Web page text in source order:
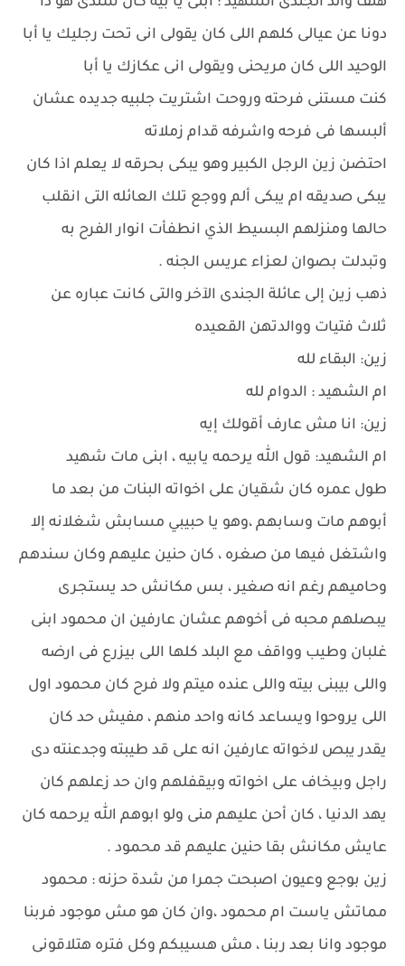
دونا عن عيالى كلهم اللى كان يقولى انى تحت رجليك يا أبا
الوحيد اللى كان مريحنى ويقولى انى عكازك يا أبا
كنت مستنى فرحته وروحت اشتريت جلبيه جديده عشان
ألبسها فى فرحه واشرفه قدام زملاته
احتضن زين الرجل الكبير وهو يبكى بحرقه لا يعلم اذا كان
يبكى صديقه ام يبكى ألم ووجع تلك العائله التى انقلب
حالها ومنزلهم البسيط الذي انطفأت انوار الفرح به
وتبدلت بصوان لعزاء عريس الجنه .
ذهب زين إلى عائلة الجندى الآخر والتى كانت عباره عن
ثلاث فتيات ووالدتهن القعيده
زين: البقاء لله
ام الشهيد : الدوام لله
زين: انا مش عارف أقولك إيه
ام الشهيد: قول الله يرحمه يابيه ، ابنى مات شهيد
طول عمره كان شقيان على اخواته البنات من بعد ما
أبوهم مات وسابهم ،وهو يا حبيبي مسابش شغلانه إلا
واشتغل فيها من صغره ، كان حنين عليهم وكان سندهم
وحاميهم رغم انه صغير ، بس مكانش حد يستجرى
يبصلهم محبه فى أخوهم عشان عارفين ان محمود ابنى
غلبان وطيب وواقف مع البلد كلها اللى بيزرع فى ارضه
واللى بيبنى بيته واللى عنده ميتم ولا فرح كان محمود اول
اللى يروحوا ويساعد كانه واحد منهم ، مفيش حد كان
يقدر يبص لاخواته عارفين انه على قد طيبته وجدعنته دى
راجل وبيخاف على اخواته وبيقفلهم وان حد زعلهم كان
يهد الدنيا ، كان أحن عليهم منى ولو ابوهم الله يرحمه كان
عايش مكانش بقا حنين عليهم قد محمود .
زين بوجع وعيون اصبحت جمرا من شدة حزنه : محمود
مماتش ياست ام محمود ،وان كان هو مش موجود فربنا
موجود وانا بعد ربنا ، مش هسيبكم وكل فتره هتلاقونى